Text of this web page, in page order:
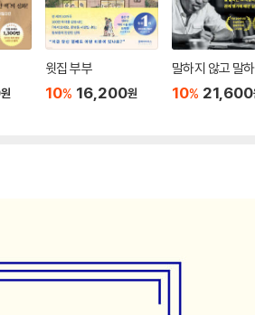
원
윗집 부부
10% 16,200원
말하지 않고 말하
10% 21,600